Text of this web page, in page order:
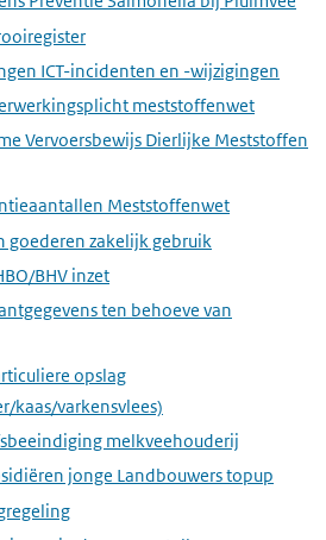
ICT-incidenten en -wijzigingen
meststoffenwet
Vervoersbewijs Dierlijke Meststoffen
Meststoffenwet
goederen zakelijk gebruik
BHV inzet
ten behoeve van
opslag
kaas/varkensvlees)
melkveehouderij
jonge Landbouwers topup